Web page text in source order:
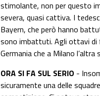
stimolante, non per questo
severa, quasi cattiva. I
Bayern, che però hanno
sono imbattuti. Agli ottavi di
Germania che a Milano l’altra
ORA SI FA SUL SERIO -
sicuramente una delle